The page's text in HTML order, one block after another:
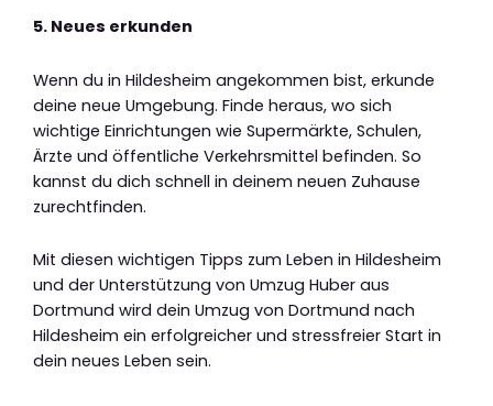
5. Neues erkunden
Wenn du in Hildesheim angekommen bist, erkunde
deine neue Umgebung. Finde heraus, wo sich
wichtige Einrichtungen wie Supermärkte, Schulen,
Ärzte und öffentliche Verkehrsmittel befinden. So
kannst du dich schnell in deinem neuen Zuhause
zurechtfinden.
Mit diesen wichtigen Tipps zum Leben in Hildesheim
und der Unterstützung von Umzug Huber aus
Dortmund wird dein Umzug von Dortmund nach
Hildesheim ein erfolgreicher und stressfreier Start in
dein neues Leben sein.